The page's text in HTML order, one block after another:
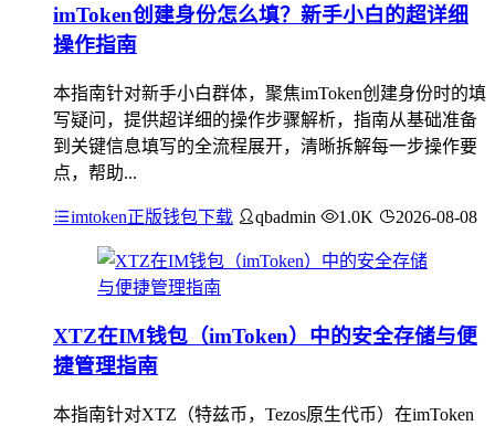
imToken创建身份怎么填？新手小白的超详细
操作指南
本指南针对新手小白群体，聚焦imToken创建身份时的填
写疑问，提供超详细的操作步骤解析，指南从基础准备
到关键信息填写的全流程展开，清晰拆解每一步操作要
点，帮助...
imtoken正版钱包下载 qbadmin 1.0K 2026-08-08
XTZ在IM钱包（imToken）中的安全存储与便
捷管理指南
本指南针对XTZ（特兹币，Tezos原生代币）在imToken